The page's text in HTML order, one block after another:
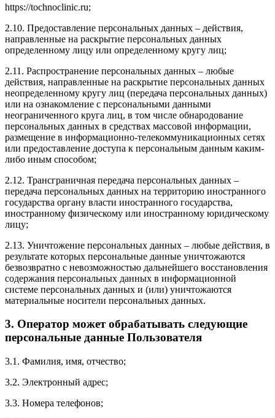
https://tochnoclinic.ru;
2.10. Предоставление персональных данных – действия,
направленные на раскрытие персональных данных
определенному лицу или определенному кругу лиц;
2.11. Распространение персональных данных – любые
действия, направленные на раскрытие персональных данных
неопределенному кругу лиц (передача персональных данных)
или на ознакомление с персональными данными
неограниченного круга лиц, в том числе обнародование
персональных данных в средствах массовой информации,
размещение в информационно-телекоммуникационных сетях
или предоставление доступа к персональным данным каким-
либо иным способом;
2.12. Трансграничная передача персональных данных –
передача персональных данных на территорию иностранного
государства органу власти иностранного государства,
иностранному физическому или иностранному юридическому
лицу;
2.13. Уничтожение персональных данных – любые действия, в
результате которых персональные данные уничтожаются
безвозвратно с невозможностью дальнейшего восстановления
содержания персональных данных в информационной
системе персональных данных и (или) уничтожаются
материальные носители персональных данных.
3. Оператор может обрабатывать следующие
персональные данные Пользователя
3.1. Фамилия, имя, отчество;
3.2. Электронный адрес;
3.3. Номера телефонов;